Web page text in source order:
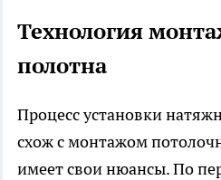
Технология
полотна
Процесс установки
схож с монтажом
имеет свои нюансы. По